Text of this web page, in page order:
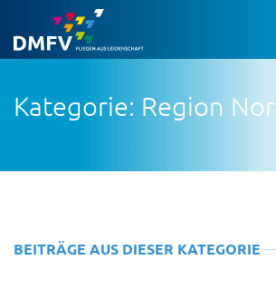
Kategorie: Region
BEITRÄGE AUS DIESER KATEGORIE